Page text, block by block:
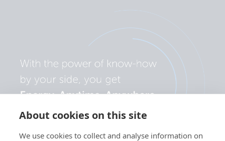
About cookies on this site
We use cookies to collect and analyse information on